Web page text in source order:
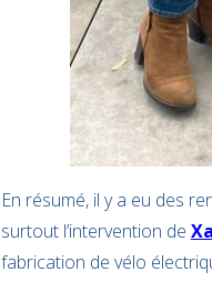
En résumé, il y a eu des
surtout l’intervention de
fabrication de vélo